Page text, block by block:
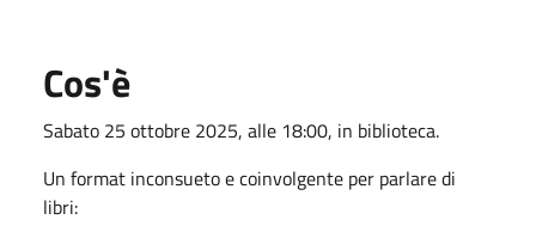
Cos'è
Sabato 25 ottobre 2025, alle 18:00, in biblioteca.
Un format inconsueto e coinvolgente per parlare di
libri: